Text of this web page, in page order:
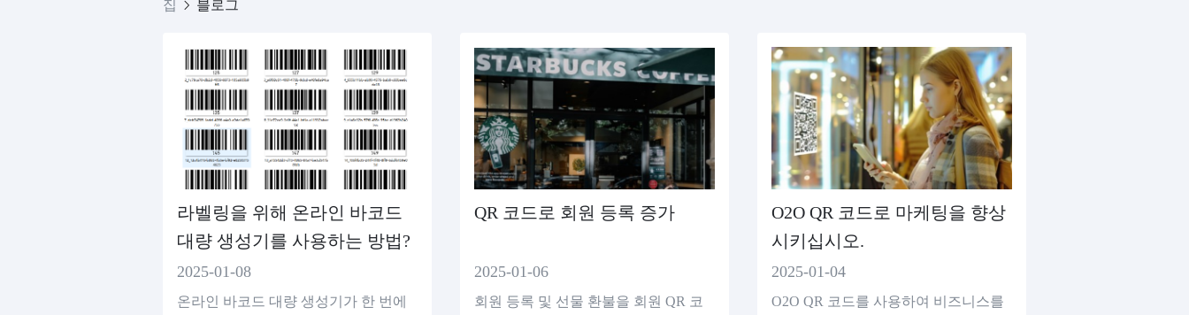
집 블로그
라벨링을 위해 온라인 바코드
대량 생성기를 사용하는 방법?
2025-01-08
온라인 바코드 대량 생성기가 한 번에
QR 코드로 회원 등록 증가
2025-01-06
회원 등록 및 선물 환불을 회원 QR 코
O2O QR 코드로 마케팅을 향상
시키십시오.
2025-01-04
O2O QR 코드를 사용하여 비즈니스를